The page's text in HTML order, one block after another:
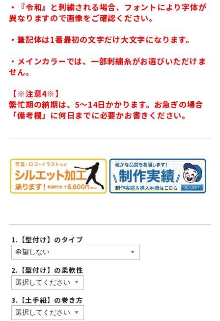
・『令和』と刺繍される場合、フォントにより字体が
異なりますので画像をご確認ください。
・筆記体は1番最初の文字だけ大文字になります。
・メインカラーでは、一部刺繍糸がお選びいただけま
せん。
【※注意4※】
繁忙期の納期は、5〜14日かかります。お急ぎの場合
「備考欄」に何日までに必要かお書きください。
1.【型付け】のタイプ
2.【型付け】の柔軟性
3.【土手紐】の巻き方